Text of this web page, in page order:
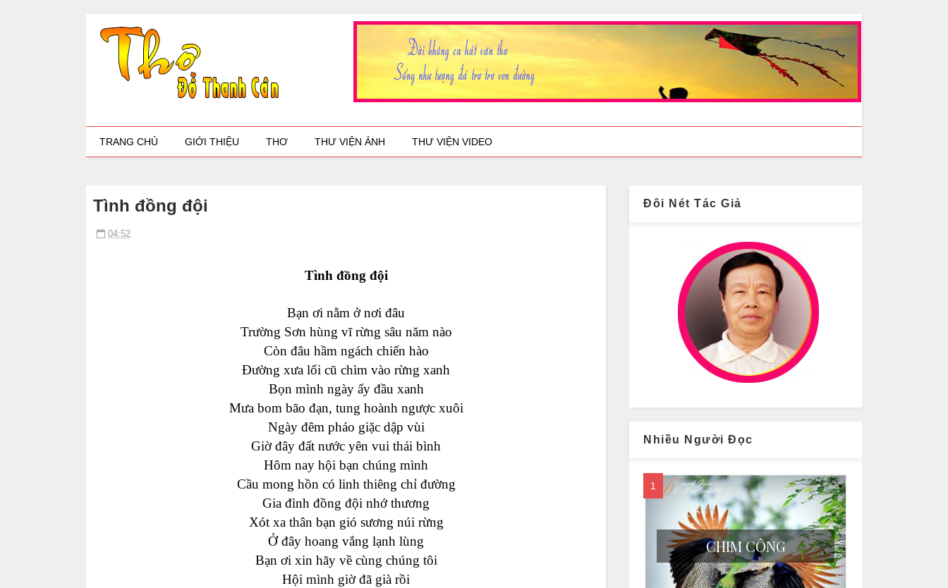
TRANG CHỦ GIỚI THIỆU THƠ THƯ VIỆN ẢNH THƯ VIỆN VIDEO
Tình đồng đội
04:52
Tình đồng đội
Bạn ơi nằm ở nơi đâu
Trường Sơn hùng vĩrừng sâu năm nào
Còn đâu hầm ngách chiến hào
Đường xưa lối cũ chìm vào rừng xanh
Bọn mình ngày ấy đầu xanh
Mưa bom bão đạn, tung hoành ngược xuôi
Ngày đêm pháo giặc dập vùi
Giờ đây đất nước yên vui thái bình
Hôm nay hội bạn chúng mình
Cầu mong hồn có linh thiêng chỉ đường
Gia đình đồng đội nhớ thương
Xót xa thân bạn gió sương núi rừng
Ở đây hoang vắng lạnh lùng
Bạn ơi xin hãy về cùng chúng tôi
Hội mình giờ đã già rồi
Đôi Nét Tác Giả
Nhiều Người Đọc
CHIM CÔNG